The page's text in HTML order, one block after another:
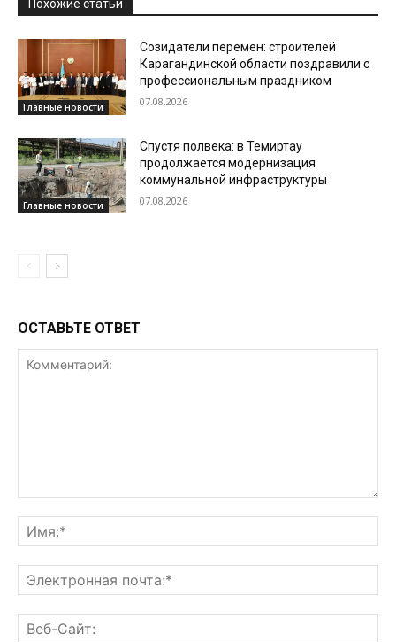
Похожие статьи
Главные новости
Созидатели перемен: строителей
Карагандинской области поздравили с
профессиональным праздником
07.08.2026
Главные новости
Спустя полвека: в Темиртау
продолжается модернизация
коммунальной инфраструктуры
07.08.2026
ОСТАВЬТЕ ОТВЕТ